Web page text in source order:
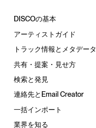
DISCOの基本
アーティストガイド
トラック情報とメタデータ
共有・提案・見せ方
検索と発見
連絡先とEmail Creator
一括インポート
業界を知る